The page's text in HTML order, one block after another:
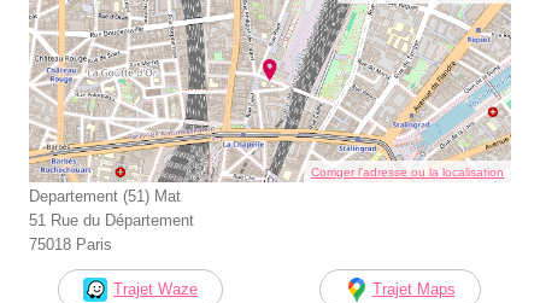
Corriger l’adresse ou la localisation
Departement (51) Mat
51 Rue du Département
75018 Paris
Trajet Waze Trajet Maps